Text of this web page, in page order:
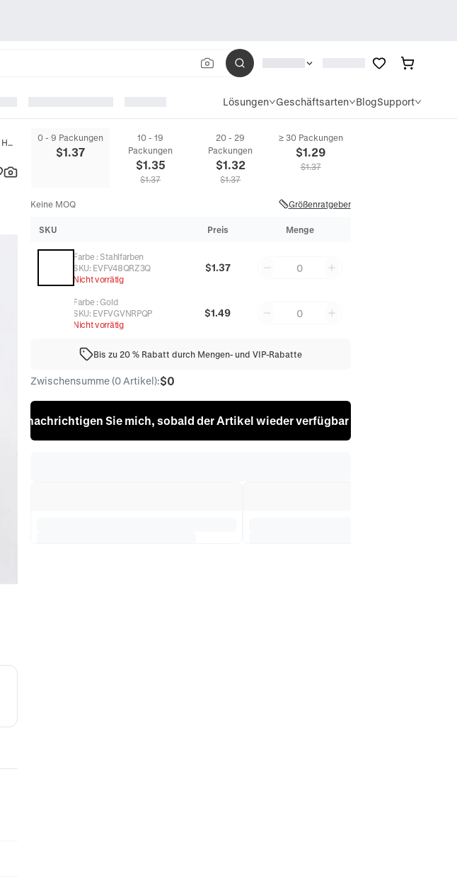
Lösungen Geschäftsarten BlogSupport
Offener Stern Ring 304 Edelstahl Hohl Pentagramm Verstellbarer Fingerschmuck Vintage Minimalistisch Damen 0 - 9 Packungen
$1.37
10 - 19
Packungen
$1.35
$1.37
20 - 29
Packungen
$1.32
$1.37
≥ 30 Packungen
$1.29
$1.37
Keine MOQ Größenratgeber
SKU Preis Menge
Farbe: Stahlfarben
SKU: EVFV48QRZ3Q
Nicht vorrätig
$1.37 0
Farbe: Gold
SKU: EVFVGVNRPQP
Nicht vorrätig
$1.49 0
Bis zu 20 % Rabatt durch Mengen- und VIP-Rabatte
Zwischensumme (0 Artikel):$0
Benachrichtigen Sie mich, sobald der Artikel wieder verfügbar ist.